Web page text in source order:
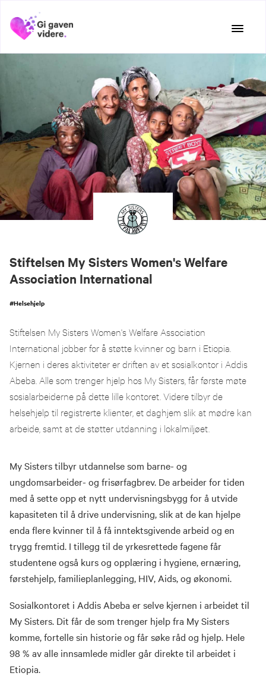
#Helsehjelp
Stiftelsen My Sisters Women's Welfare
Association International
Stiftelsen My Sisters Women's Welfare Association
International jobber for å støtte kvinner og barn i Etiopia.
Kjernen i deres aktiviteter er driften av et sosialkontor i Addis
Abeba. Alle som trenger hjelp hos My Sisters, får første møte
sosialarbeiderne på dette lille kontoret. Videre tilbyr de
helsehjelp til registrerte klienter, et daghjem slik at mødre kan
arbeide, samt at de støtter utdanning i lokalmiljøet.
My Sisters tilbyr utdannelse som barne- og
ungdomsarbeider- og frisørfagbrev. De arbeider for tiden
med å sette opp et nytt undervisningsbygg for å utvide
kapasiteten til å drive undervisning, slik at de kan hjelpe
enda flere kvinner til å få inntektsgivende arbeid og en
trygg fremtid. I tillegg til de yrkesrettede fagene får
studentene også kurs og opplæring i hygiene, ernæring,
førstehjelp, familieplanlegging, HIV, Aids, og økonomi.
Sosialkontoret i Addis Abeba er selve kjernen i arbeidet til
My Sisters. Dit får de som trenger hjelp fra My Sisters
komme, fortelle sin historie og får søke råd og hjelp. Hele
98 % av alle innsamlede midler går direkte til arbeidet i
Etiopia.